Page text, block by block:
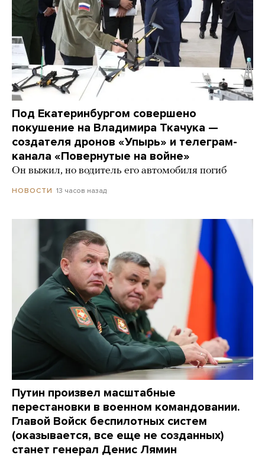
Под Екатеринбургом совершено
покушение на Владимира Ткачука —
создателя дронов «Упырь» и телеграм-
канала «Повернутые на войне»
Он выжил, но водитель его автомобиля погиб
НОВОСТИ 13 часов назад
Путин произвел масштабные
перестановки в военном командовании.
Главой Войск беспилотных систем
(оказывается, все еще не созданных)
станет генерал Денис Лямин